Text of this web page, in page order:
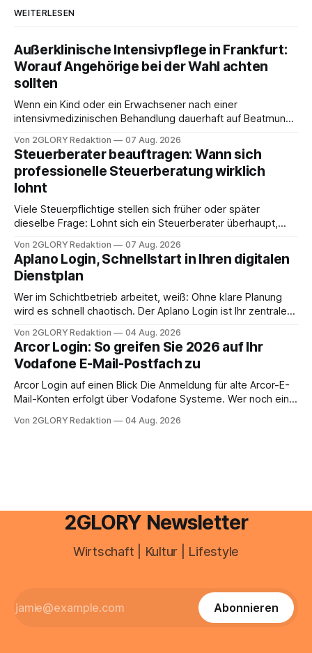
WEITERLESEN
Außerklinische Intensivpflege in Frankfurt:
Worauf Angehörige bei der Wahl achten
sollten
Wenn ein Kind oder ein Erwachsener nach einer
intensivmedizinischen Behandlung dauerhaft auf Beatmung
angewiesen ist, stellt sich für Familien eine schwierige
Frage: Muss die Versorgung dauerhaft in der Klinik bleiben –
oder ist ein Leben zu Hause möglich? Die außerklinische
Intensivpflege bietet genau diese Alternative: Sie
Von 2GLORY Redaktion 07 Aug. 2026
Steuerberater beauftragen: Wann sich
professionelle Steuerberatung wirklich
lohnt
Viele Steuerpflichtige stellen sich früher oder später
dieselbe Frage: Lohnt sich ein Steuerberater überhaupt,
erledigen? Die kurze Antwort: Bei einfachen
Einkommensverhältnissen reicht häufig eine Steuersoftware
aus – sobald jedoch mehrere Einkunftsarten
zusammentreffen oder größere finanzielle Veränderungen
anstehen, zahlt sich professionelle Unterstützung meist
Von 2GLORY Redaktion 07 Aug. 2026
Aplano Login, Schnellstart in Ihren digitalen
Dienstplan
Wer im Schichtbetrieb arbeitet, weiß: Ohne klare Planung
wird es schnell chaotisch. Der Aplano Login ist Ihr zentraler
abwesenheiten und die gesamte kommunikation rund um
Ihr personal digital zu organisieren. In diesem Leitfaden
erfahren Sie alles, was Sie für einen reibungslosen Einstieg
brauchen, von der Registrierung
Von 2GLORY Redaktion 04 Aug. 2026
Arcor Login: So greifen Sie 2026 auf Ihr
Vodafone E-Mail-Postfach zu
Arcor Login auf einen Blick Die Anmeldung für alte Arcor-E-
Mail-Konten erfolgt über Vodafone Systeme. Wer noch eine
besitzt, loggt sich heute über das Vodafone E-Mail & Cloud
Von 2GLORY Redaktion 04 Aug. 2026
2GLORY Newsletter
Wirtschaft | Kultur | Lifestyle
Abonnieren